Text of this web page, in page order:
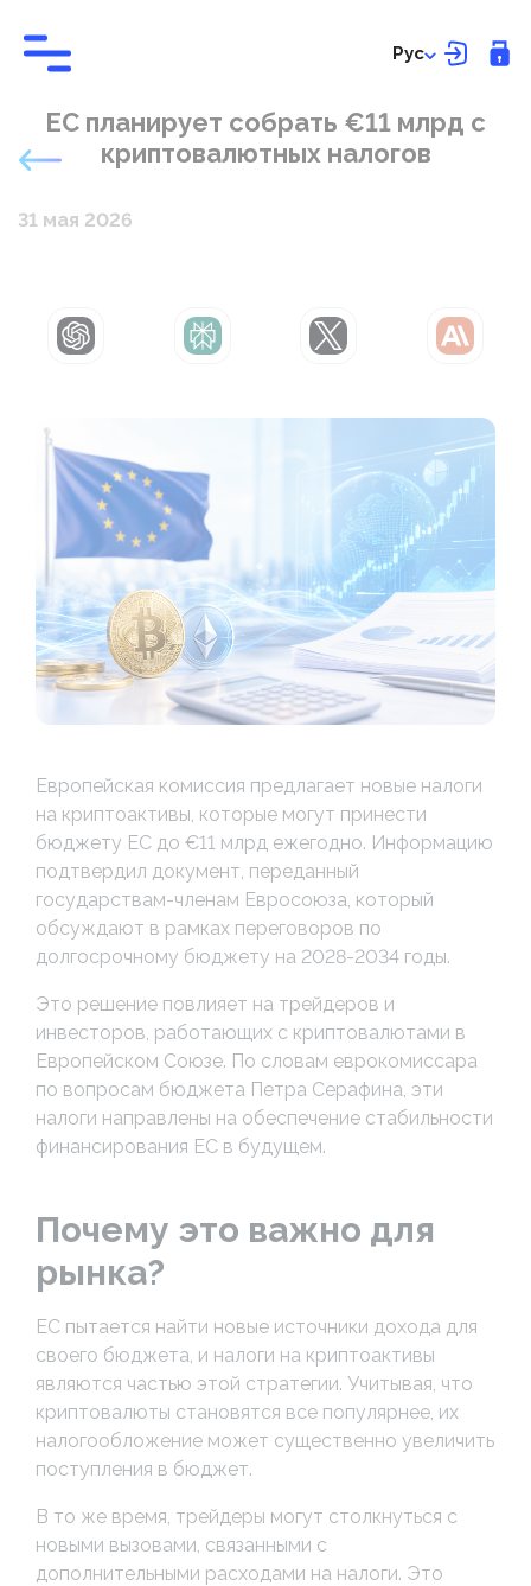
Рус
ЕС планирует собрать €11 млрд с
криптовалютных налогов
31 мая 2026
ChatGPT Perplexity Grok Claude
Европейская комиссия предлагает новые налоги
на криптоактивы, которые могут принести
бюджету ЕС до €11 млрд ежегодно. Информацию
подтвердил документ, переданный
государствам-членам Евросоюза, который
обсуждают в рамках переговоров по
долгосрочному бюджету на 2028-2034 годы.
Это решение повлияет на трейдеров и
инвесторов, работающих с криптовалютами в
Европейском Союзе. По словам еврокомиссара
по вопросам бюджета Петра Серафина, эти
налоги направлены на обеспечение стабильности
финансирования ЕС в будущем.
Почему это важно для
рынка?
ЕС пытается найти новые источники дохода для
своего бюджета, и налоги на криптоактивы
являются частью этой стратегии. Учитывая, что
криптовалюты становятся все популярнее, их
налогообложение может существенно увеличить
поступления в бюджет.
В то же время, трейдеры могут столкнуться с
новыми вызовами, связанными с
дополнительными расходами на налоги. Это